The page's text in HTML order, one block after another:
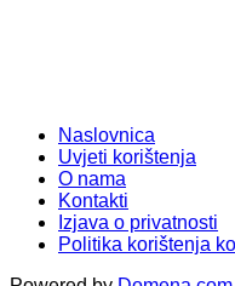
Naslovnica
Uvjeti korištenja
O nama
Kontakti
Izjava o privatnosti
Politika korištenja